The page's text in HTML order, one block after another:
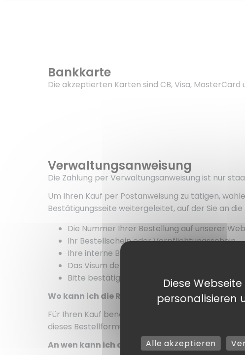
Bankkarte
Die akzeptierten Karten sind CB, Visa, MasterCard
Verwaltungsanweisung
Die Zahlung per Verwaltungsanweisung ist nur
Um Ihren Kauf per Postanweisung zu tätigen,
Bestätigungsseite weitergeleitet, auf der Sie an
Die Nummer Ihrer Bestellung auf unserer
Ihr Bestellschein oder Verpflichtungsschein
Ihre interne Bestellnummer*.
Das Visum der von der Struktur
Bitte bestätigen Sie uns die Lieferadresse
Wo kann ich die Referenznummer meiner
Für Ihren Kauf benötigen Sie einen Bestellschein
dieses Bestellformulars oder des Angebots, um
An wen kann ich die Dokumente senden, die
Diese
personalisieren
Alle akzeptieren